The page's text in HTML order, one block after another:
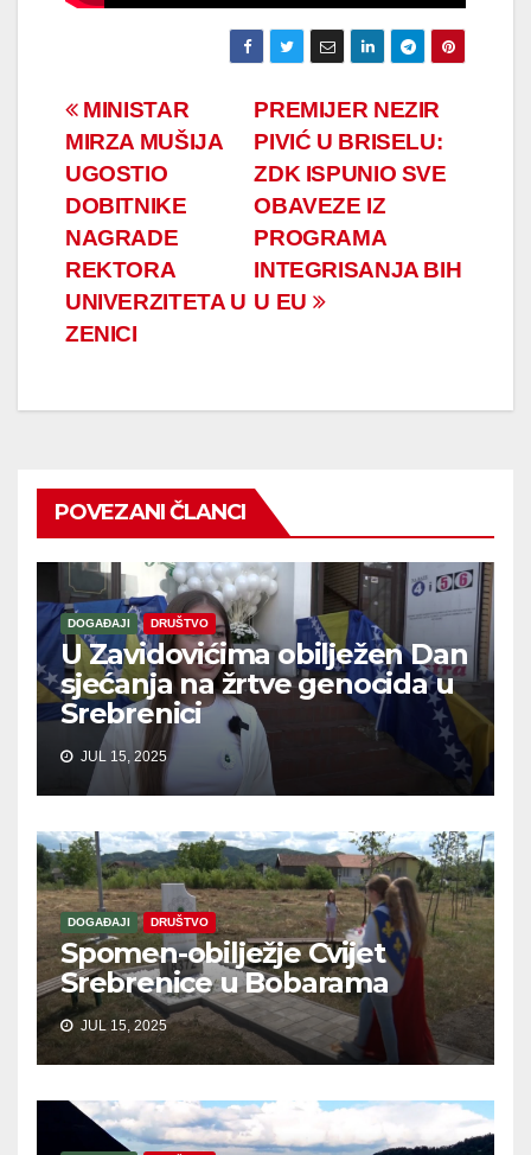
Navigacija
članaka
PREMIJER NEZIR
PIVIĆ U BRISELU:
ZDK ISPUNIO SVE
OBAVEZE IZ
PROGRAMA
INTEGRISANJA BIH
U EU
MINISTAR
MIRZA MUŠIJA
UGOSTIO
DOBITNIKE
NAGRADE
REKTORA
UNIVERZITETA U
ZENICI
POVEZANI ČLANCI
DOGAĐAJI DRUŠTVO
U Zavidovićima obilježen Dan
sjećanja na žrtve genocida u
Srebrenici
JUL 15, 2025
DOGAĐAJI DRUŠTVO
Spomen-obilježje Cvijet
Srebrenice u Bobarama
JUL 15, 2025